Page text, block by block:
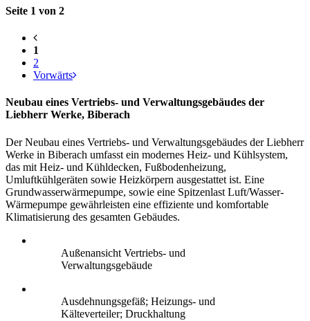
Seite 1 von 2
1
2
Vorwärts
Neubau eines Vertriebs- und Verwaltungsgebäudes der
Liebherr Werke, Biberach
Der Neubau eines Vertriebs- und Verwaltungsgebäudes der Liebherr
Werke in Biberach umfasst ein modernes Heiz- und Kühlsystem,
das mit Heiz- und Kühldecken, Fußbodenheizung,
Umluftkühlgeräten sowie Heizkörpern ausgestattet ist. Eine
Grundwasserwärmepumpe, sowie eine Spitzenlast Luft/Wasser-
Wärmepumpe gewährleisten eine effiziente und komfortable
Klimatisierung des gesamten Gebäudes.
Außenansicht Vertriebs- und
Verwaltungsgebäude
Ausdehnungsgefäß; Heizungs- und
Kälteverteiler; Druckhaltung